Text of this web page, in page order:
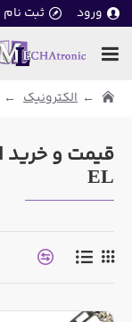
ورود ثبت نام
الکترونیک
EL